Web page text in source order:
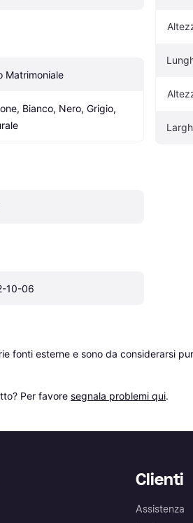
Matrimoniale
Bianco, Nero, Grigio,
10-06
fonti esterne e sono da considerarsi
Per favore segnala problemi qui.
Clienti
Assistenza